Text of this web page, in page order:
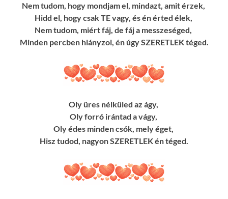
Nem tudom, hogy mondjam el, mindazt, amit érzek,
Hidd el, hogy csak TE vagy, és én érted élek,
Nem tudom, miért fáj, de fáj a messzeséged,
Minden percben hiányzol, én úgy SZERETLEK téged.
Oly üres nélküled az ágy,
Oly forró irántad a vágy,
Oly édes minden csók, mely éget,
Hisz tudod, nagyon SZERETLEK én téged.